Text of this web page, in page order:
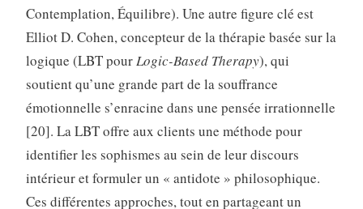
Contemplation, Équilibre). Une autre figure clé est
Elliot D. Cohen, concepteur de la thérapie basée sur la
logique (LBT pourLogic-Based Therapy), qui
soutient qu’une grande part de la souffrance
émotionnelle s’enracine dans une pensée irrationnelle
[20]. La LBT offre aux clients une méthode pour
identifier les sophismes au sein de leur discours
intérieur et formuler un « antidote » philosophique.
Ces différentes approches, tout en partageant un